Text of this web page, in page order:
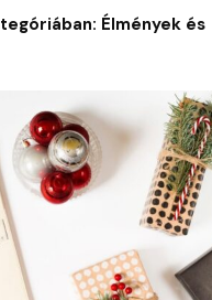
Élmények és